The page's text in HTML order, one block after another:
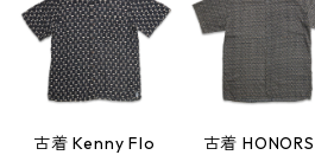
古着 Kenny Flo
古着 HONORS